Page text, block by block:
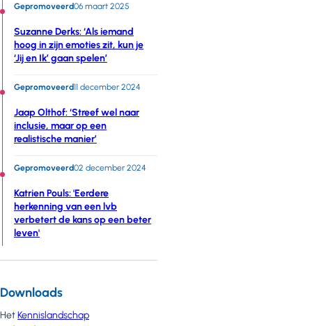
Suzanne Derks: ‘Als iemand
hoog in zijn emoties zit, kun je
‘Jij en Ik’ gaan spelen’
Gepromoveerd06 maart 2025
Jaap Olthof: ‘Streef wel naar
inclusie, maar op een
realistische manier’
Gepromoveerd11 december 2024
Katrien Pouls: 'Eerdere
herkenning van een lvb
verbetert de kans op een beter
leven'
Gepromoveerd02 december 2024
Downloads
HetKennislandschap